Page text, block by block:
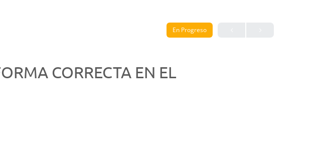
En Progreso
CORRECTA EN EL